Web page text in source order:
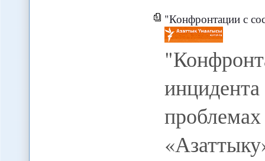
"Конфронтации с